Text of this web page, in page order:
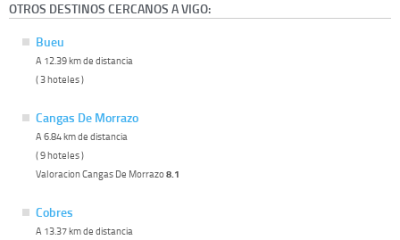
OTROS DESTINOS CERCANOS A VIGO:
Bueu
A 12.39 km de distancia
( 3 hoteles )
Cangas De Morrazo
A 6.84 km de distancia
( 9 hoteles )
Valoracion Cangas De Morrazo8.1
Cobres
A 13.37 km de distancia